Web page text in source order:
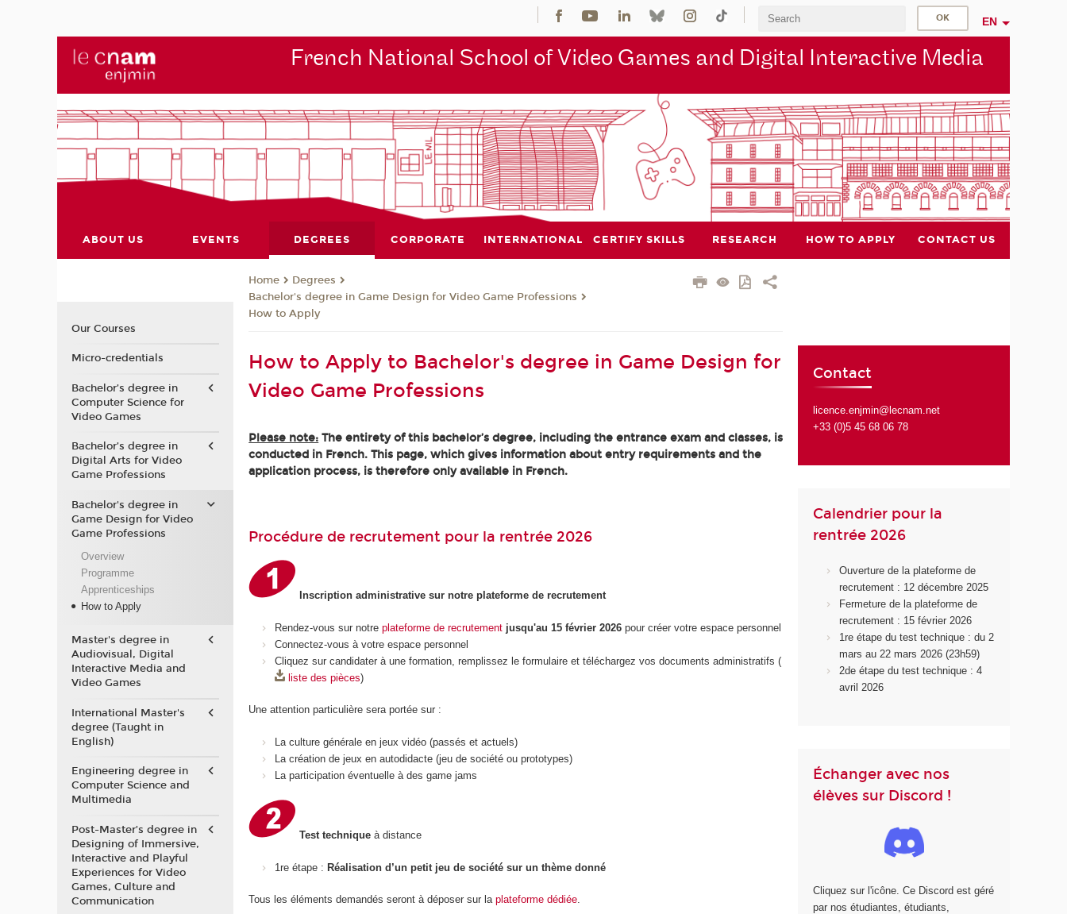
EN
French National School of Video Games and Digital Interactive Media
ABOUT US EVENTS DEGREES CORPORATE INTERNATIONAL CERTIFY SKILLS RESEARCH HOW TO APPLY CONTACT US
Home
Degrees
Bachelor's degree in Game Design for Video Game Professions
How to Apply
How to Apply to Bachelor's degree in Game Design for
Video Game Professions
Please note: The entirety of this bachelor’s degree, including the entrance exam and classes, is
conducted in French. This page, which gives information about entry requirements and the
application process, is therefore only available in French.
Procédure de recrutement pour la rentrée 2026
Inscription administrative sur notre plateforme de recrutement
Rendez-vous sur notre plateforme de recrutement jusqu'au 15 février 2026pour créer votre espace personnel
Connectez-vous à votre espace personnel
Cliquez sur candidater à une formation, remplissez le formulaire et téléchargez vos documents administratifs (
liste des pièces)
Une attention particulière sera portée sur :
La culture générale en jeux vidéo (passés et actuels)
La création de jeux en autodidacte (jeu de société ou prototypes)
La participation éventuelle à des game jams
Test technique à distance
1re étape : Réalisation d’un petit jeu de société sur un thème donné
Tous les éléments demandés seront à déposer sur laplateforme dédiée.
Contact
licence.enjmin@lecnam.net
+33 (0)5 45 68 06 78
Calendrier pour la
rentrée 2026
Ouverture de la plateforme de
recrutement : 12 décembre 2025
Fermeture de la plateforme de
recrutement : 15 février 2026
1re étape du test technique : du 2
mars au 22 mars 2026 (23h59)
2de étape du test technique : 4
avril 2026
Échanger avec nos
élèves sur Discord !
Cliquez sur l'icône. Ce Discord est géré
par nos étudiantes, étudiants,
Our Courses
Micro-credentials
Bachelor’s degree in
Computer Science for
Video Games
Bachelor’s degree in
Digital Arts for Video
Game Professions
Bachelor's degree in
Game Design for Video
Game Professions
Overview
Programme
Apprenticeships
How to Apply
Master's degree in
Audiovisual, Digital
Interactive Media and
Video Games
International Master's
degree (Taught in
English)
Engineering degree in
Computer Science and
Multimedia
Post-Master’s degree in
Designing of Immersive,
Interactive and Playful
Experiences for Video
Games, Culture and
Communication